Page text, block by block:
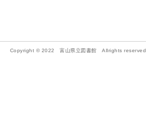
Copyright © 2022 富山県立図書館 Allrights reserved.